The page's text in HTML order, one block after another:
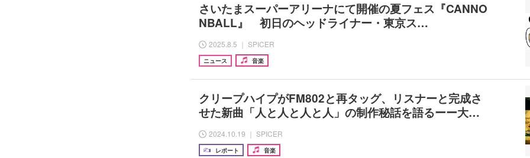
さいたまスーパーアリーナにて開催の夏フェス『CANNO
NBALL』 初⽇のヘッドライナー・東京ス…
2025.8.5 ｜ SPICER
ニュース 音楽
クリープハイプがFM802と再タッグ、リスナーと完成さ
せた新曲「人と人と人と人」の制作秘話を語るーー大…
2024.10.19 ｜ SPICER
レポート 音楽